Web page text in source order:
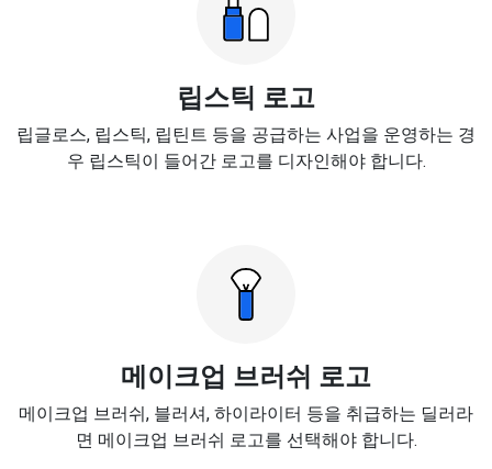
립스틱 로고
립글로스, 립스틱, 립틴트 등을 공급하는 사업을 운영하는 경
우 립스틱이 들어간 로고를 디자인해야 합니다.
메이크업 브러쉬 로고
메이크업 브러쉬, 블러셔, 하이라이터 등을 취급하는 딜러라
면 메이크업 브러쉬 로고를 선택해야 합니다.